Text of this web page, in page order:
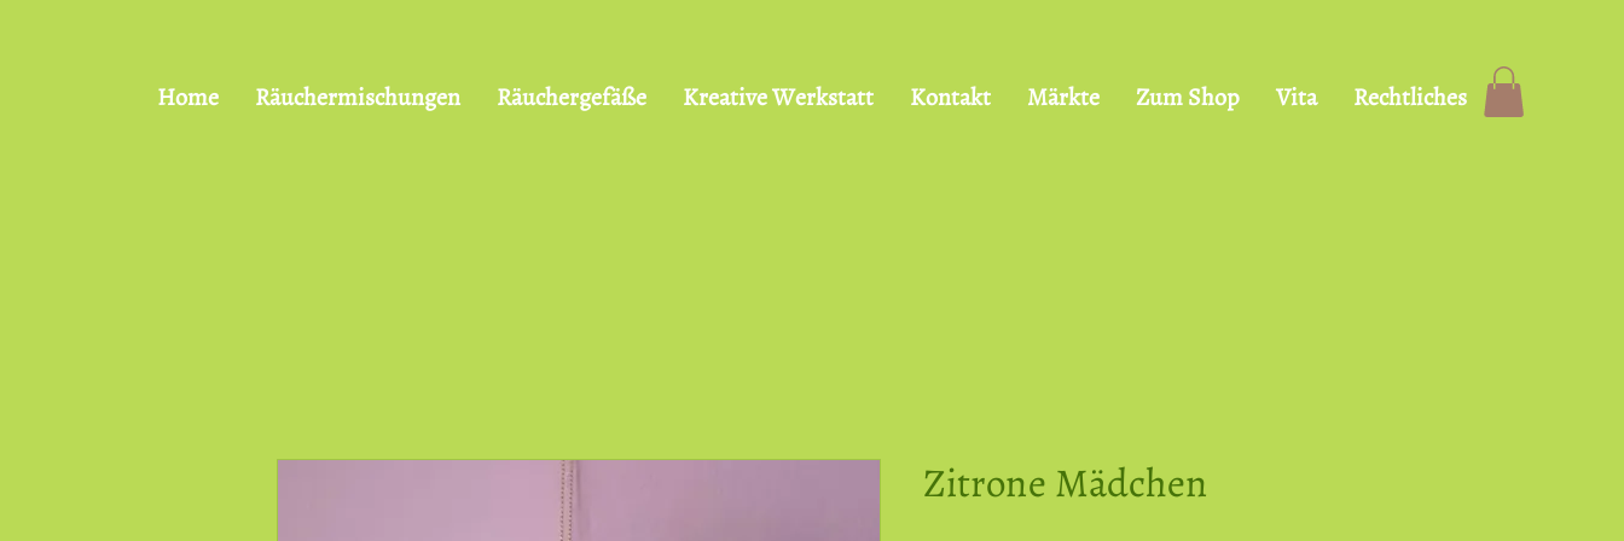
Home Räuchermischungen Räuchergefäße Kreative Werkstatt Kontakt Märkte Zum Shop Vita Rechtliches
Zitrone Mädchen